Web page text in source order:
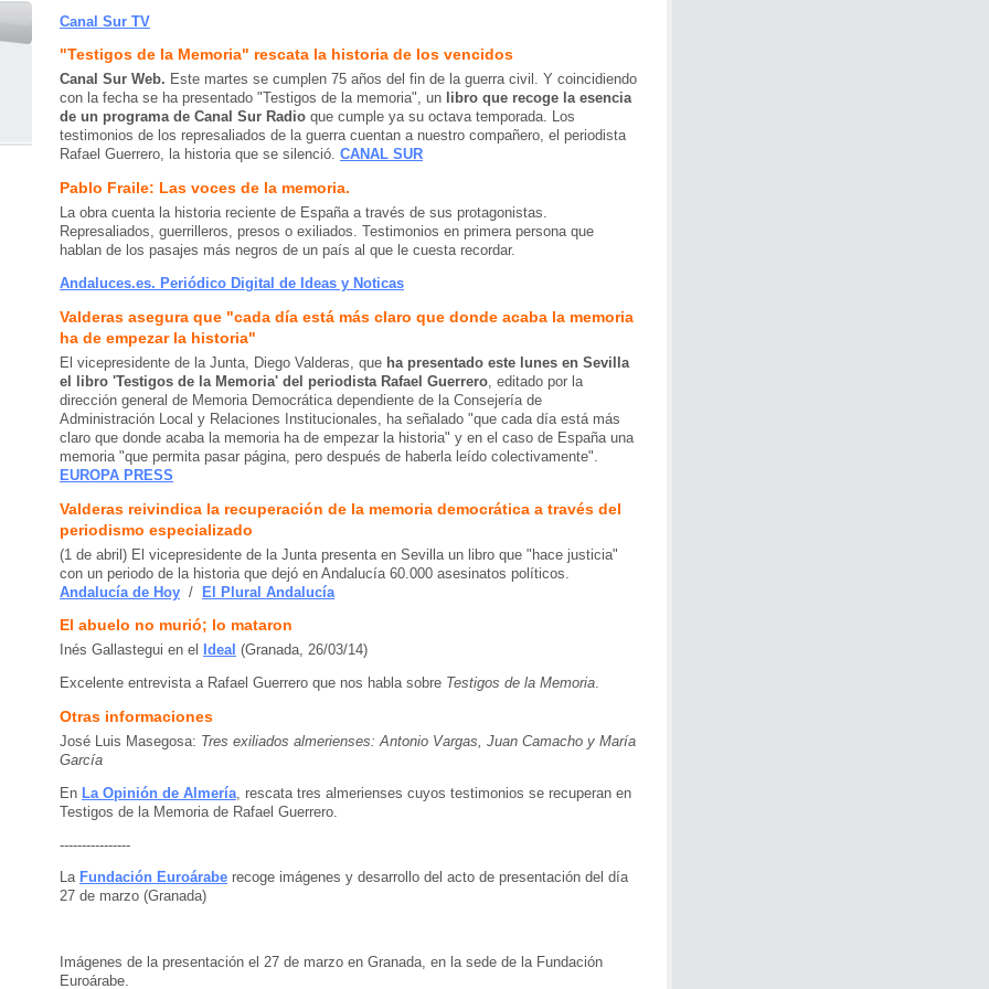
Canal Sur TV
"Testigos de la Memoria" rescata la historia de los vencidos
Canal Sur Web. Este martes se cumplen 75 años del fin de la guerra civil. Y coincidiendo
con la fecha se ha presentado "Testigos de la memoria", un libro que recoge la esencia
de un programa de Canal Sur Radio que cumple ya su octava temporada. Los
testimonios de los represaliados de la guerra cuentan a nuestro compañero, el periodista
Rafael Guerrero, la historia que se silenció. CANAL SUR
Pablo Fraile: Las voces de la memoria.
La obra cuenta la historia reciente de España a través de sus protagonistas.
Represaliados, guerrilleros, presos o exiliados. Testimonios en primera persona que
hablan de los pasajes más negros de un país al que le cuesta recordar.
Andaluces.es. Periódico Digital de Ideas y Noticas
Valderas asegura que "cada día está más claro que donde acaba la memoria
ha de empezar la historia"
El vicepresidente de la Junta, Diego Valderas, que ha presentado este lunes en Sevilla
el libro 'Testigos de la Memoria' del periodista Rafael Guerrero , editado por la
dirección general de Memoria Democrática dependiente de la Consejería de
Administración Local y Relaciones Institucionales, ha señalado "que cada día está más
claro que donde acaba la memoria ha de empezar la historia" y en el caso de España una
memoria "que permita pasar página, pero después de haberla leído colectivamente".
EUROPA PRESS
Valderas reivindica la recuperación de la memoria democrática a través del
periodismo especializado
(1 de abril) El vicepresidente de la Junta presenta en Sevilla un libro que "hace justicia"
con un periodo de la historia que dejó en Andalucía 60.000 asesinatos políticos.
Andalucía de Hoy / El Plural Andalucía
El abuelo no murió; lo mataron
Inés Gallastegui en el Ideal (Granada, 26/03/14)
Excelente entrevista a Rafael Guerrero que nos habla sobre Testigos de la Memoria.
Otras informaciones
José Luis Masegosa: Tres exiliados almerienses: Antonio Vargas, Juan Camacho y María
García
En La Opinión de Almería , rescata tres almerienses cuyos testimonios se recuperan en
Testigos de la Memoria de Rafael Guerrero.
----------------
La Fundación Euroárabe recoge imágenes y desarrollo del acto de presentación del día
27 de marzo (Granada)
Imágenes de la presentación el 27 de marzo en Granada, en la sede de la Fundación
Euroárabe.